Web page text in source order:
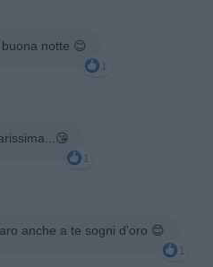
notte 😊
1
1
anche a te sogni d'oro 😊
1